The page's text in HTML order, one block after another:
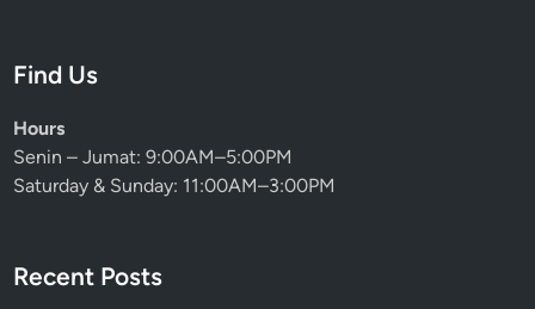
Find Us
Hours
Senin – Jumat: 9:00AM–5:00PM
Saturday & Sunday: 11:00AM–3:00PM
Recent Posts